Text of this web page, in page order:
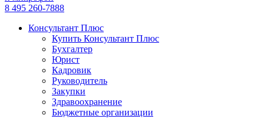
8 495 260-7888
Консультант Плюс
Купить Консультант Плюс
Бухгалтер
Юрист
Кадровик
Руководитель
Закупки
Здравоохранение
Бюджетные организации